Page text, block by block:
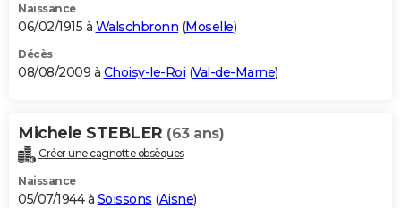
Naissance
06/02/1915 à Walschbronn (Moselle)
Décès
08/08/2009 à Choisy-le-Roi (Val-de-Marne)
Michele STEBLER (63 ans)
Créer une cagnotte obsèques
Naissance
05/07/1944 à Soissons (Aisne)